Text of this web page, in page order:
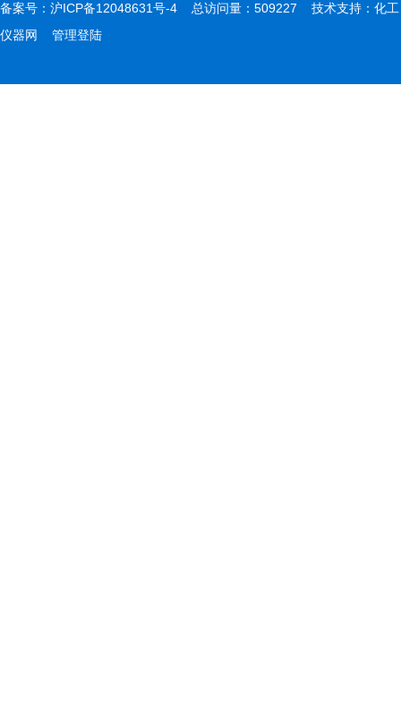
备案号： 沪ICP备12048631号-4 总访问量：509227 技术支持： 化工
仪器网
管理登陆